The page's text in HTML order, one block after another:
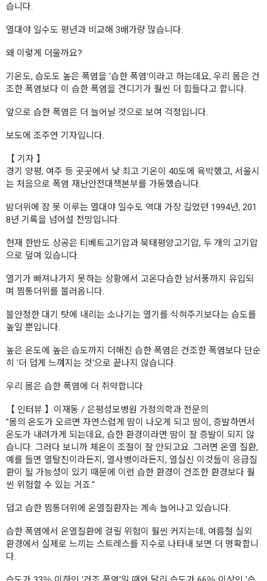
습니다.
열대야 일수도 평년과 비교해 3배가량 많습니다.
왜 이렇게 더울까요?
기온도, 습도도 높은 폭염을 '습한 폭염'이라고 하는데요, 우리 몸은 건
조한 폭염보다 이 습한 폭염을 견디기가 훨씬 더 힘들다고 합니다.
앞으로 습한 폭염은 더 늘어날 것으로 보여 걱정입니다.
보도에 조주연 기자입니다.
【 기자 】
경기 양평, 여주 등 곳곳에서 낮 최고 기온이 40도에 육박했고, 서울시
는 처음으로 폭염 재난안전대책본부를 가동했습니다.
밤더위에 잠 못 이루는 열대야 일수도 역대 가장 길었던 1994년, 201
8년 기록을 넘어설 전망입니다.
현재 한반도 상공은 티베트고기압과 북태평양고기압, 두 개의 고기압
으로 덮여 있습니다.
열기가 빠져나가지 못하는 상황에서 고온다습한 남서풍까지 유입되
며 찜통더위를 불러옵니다.
불안정한 대기 탓에 내리는 소나기는 열기를 식혀주기보다는 습도를
높일 뿐입니다.
높은 온도에 높은 습도까지 더해진 습한 폭염은 건조한 폭염보다 단순
히 '더 덥게 느껴지는 것'으로 끝나지 않습니다.
우리 몸은 습한 폭염에 더 취약합니다.
【 인터뷰 】이재동 / 은평성모병원 가정의학과 전문의
"몸의 온도가 오르면 자연스럽게 땀이 나오게 되고 땀이, 증발하면서
온도가 내려가게 되는데요, 습한 환경이라면 땀이 잘 증발이 되지 않
습니다. 그러다 보니까 체온이 조절이 잘 안되고요. 그러면 온열 질환,
예를 들면 열탈진이라든지, 열사병이라든지, 열실신 이것들이 응급질
환이 될 가능성이 있기 때문에 이런 습한 환경이 건조한 환경보다 훨
씬 위험할 수 있는 거죠."
덥고 습한 찜통더위에 온열질환자는 계속 늘어나고 있습니다.
습한 폭염에서 온열질환에 걸릴 위험이 훨씬 커지는데, 여름철 실외
환경에서 실제로 느끼는 스트레스를 지수로 나타내 보면 더 명확합니
다.